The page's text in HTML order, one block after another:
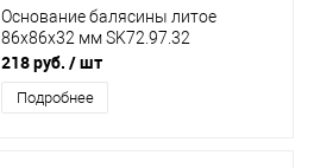
Основание балясины литое
86х86х32 мм SK72.97.32
218 руб. / шт
Подробнее